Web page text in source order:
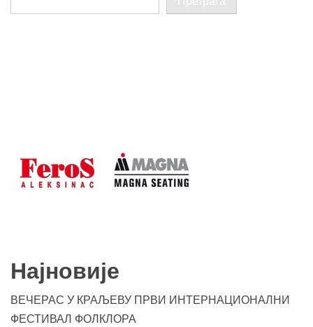
Најновије
ВЕЧЕРАС У КРАЉЕВУ ПРВИ ИНТЕРНАЦИОНАЛНИ
ФЕСТИВАЛ ФОЛКЛОРА